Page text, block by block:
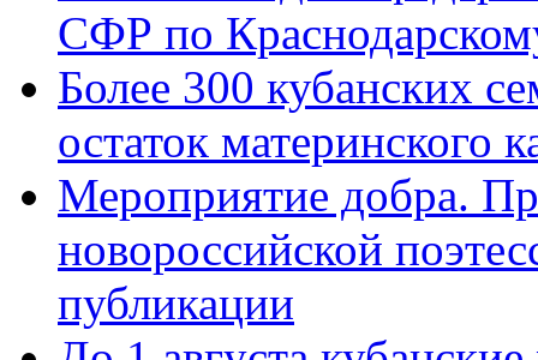
СФР по
Более 300 кубанских
остаток материнского
Мероприятие добра.
новороссийской
публикации